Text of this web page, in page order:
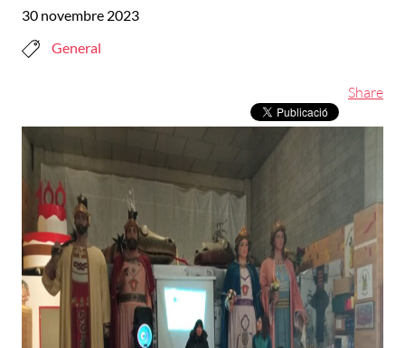
30 novembre 2023
General
Share